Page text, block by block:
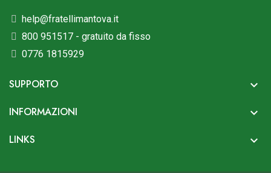
help@fratellimantova.it
800 951517 - gratuito da fisso
0776 1815929
SUPPORTO 
INFORMAZIONI 
LINKS 